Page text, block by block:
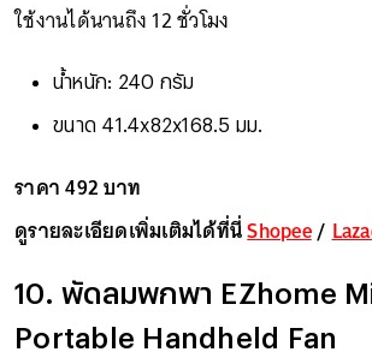
ใช้งานได้นานถึง 12 ชั่วโมง
น้ำหนัก: 240 กรัม
ขนาด 41.4x82x168.5 มม.
ราคา 492 บาท
ดูรายละเอียดเพิ่มเติมได้ที่นี่Shopee/
10. พัดลมพกพา EZhome
Portable Handheld Fan